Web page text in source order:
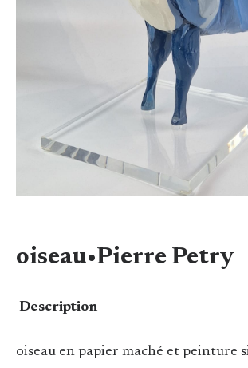
oiseau•Pierre Petry
Description
oiseau en papier maché et peinture